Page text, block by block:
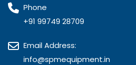
Phone
+91 99749 28709
Email Address:
info@spmequipment.in